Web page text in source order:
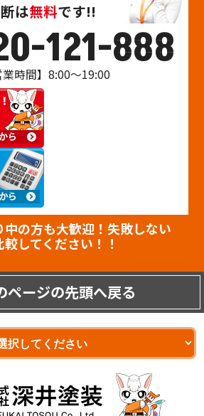
は無料です!!
121-888
業時間】8:00～19:00
の方も大歓迎！失敗しない
してください！！
ページの先頭へ戻る